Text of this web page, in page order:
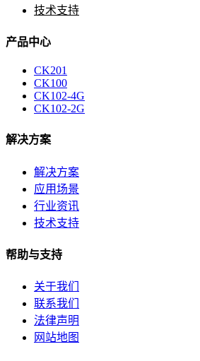
技术支持
产品中心
CK201
CK100
CK102-4G
CK102-2G
解决方案
解决方案
应用场景
行业资讯
技术支持
帮助与支持
关于我们
联系我们
法律声明
网站地图